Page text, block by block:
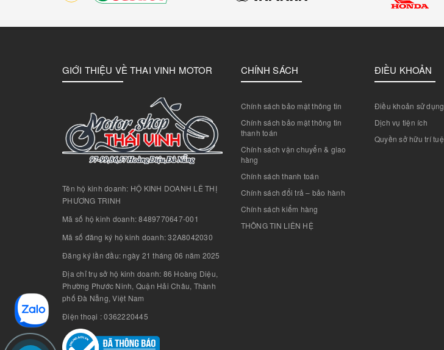
GIỚI THIỆU VỀ THAI VINH MOTOR
Tên hộ kinh doanh: HỘ KINH DOANH LÊ THỊ
PHƯƠNG TRINH
Mã số hộ kinh doanh: 8489770647-001
Mã số đăng ký hộ kinh doanh: 32A8042030
Đăng ký lần đầu: ngày 21 tháng 06 năm 2025
Địa chỉ trụ sở hộ kinh doanh: 86 Hoàng Diệu,
Phường Phước Ninh, Quận Hải Châu, Thành
phố Đà Nẵng, Việt Nam
Điện thoại : 0362220445
CHÍNH SÁCH
Chính sách bảo mật thông tin
Chính sách bảo mật thông tin
thanh toán
Chính sách vận chuyển & giao
hàng
Chính sách thanh toán
Chính sách đổi trả – bảo hành
Chính sách kiểm hàng
THÔNG TIN LIÊN HỆ
ĐIỀU KHOẢN
Điều khoản sử dụng
Dịch vụ tiện ích
Quyền sở hữu trí tuệ